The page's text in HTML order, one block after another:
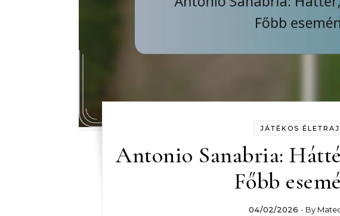
JÁTÉKOS
Antonio Sanabria:
Főbb
04/02/2026 - By